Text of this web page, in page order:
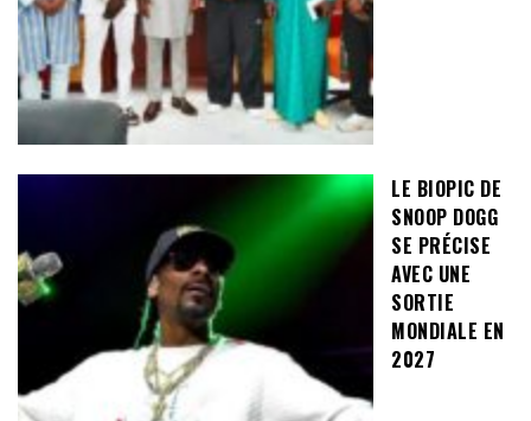
LE BIOPIC DE
SNOOP DOGG
SE PRÉCISE
AVEC UNE
SORTIE
MONDIALE EN
2027